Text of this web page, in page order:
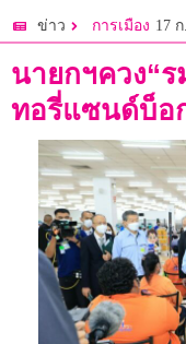
ข่าว การเมือง 17
นายกฯควง“ร
ทอรี่แซนด์บ็อ